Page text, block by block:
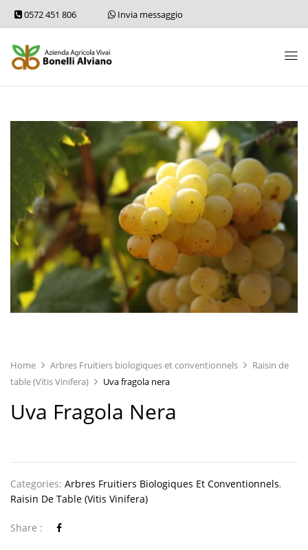
0572 451 806 Invia messaggio
Home Arbres Fruitiers biologiques et conventionnels
Raisin de
table (Vitis Vinifera)
Uva fragola nera
Uva Fragola Nera
Categories: Arbres Fruitiers Biologiques Et Conventionnels,
Raisin De Table (Vitis Vinifera)
Share :